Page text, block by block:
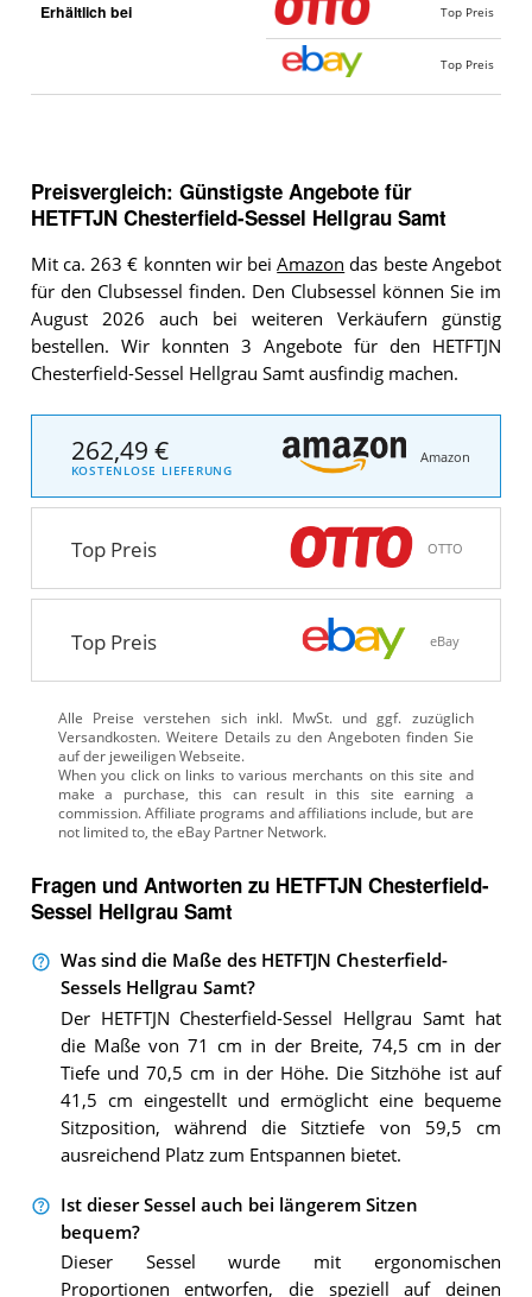
Erhältlich bei Top Preis
Top Preis
Preisvergleich: Günstigste Angebote für
HETFTJN Chesterfield-Sessel Hellgrau Samt
Mit ca. 263 € konnten wir beiAmazon das beste Angebot
für den Clubsessel finden. Den Clubsessel können Sie im
August 2026 auch bei weiteren Verkäufern günstig
bestellen. Wir konnten 3 Angebote für den HETFTJN
Chesterfield-Sessel Hellgrau Samt ausfindig machen.
262,49 €
KOSTENLOSE LIEFERUNG
Amazon
Top Preis OTTO
Top Preis eBay
Alle Preise verstehen sich inkl. MwSt. und ggf. zuzüglich
Versandkosten. Weitere Details zu den Angeboten finden Sie
auf der jeweiligen Webseite.
Fragen und Antworten zu HETFTJN Chesterfield-
Sessel Hellgrau Samt
Was sind die Maße des HETFTJN Chesterfield-
Sessels Hellgrau Samt?
Der HETFTJN Chesterfield-Sessel Hellgrau Samt hat
die Maße von 71 cm in der Breite, 74,5 cm in der
Tiefe und 70,5 cm in der Höhe. Die Sitzhöhe ist auf
41,5 cm eingestellt und ermöglicht eine bequeme
Sitzposition, während die Sitztiefe von 59,5 cm
ausreichend Platz zum Entspannen bietet.
Ist dieser Sessel auch bei längerem Sitzen
bequem?
Dieser Sessel wurde mit ergonomischen
Proportionen entworfen, die speziell auf deinen